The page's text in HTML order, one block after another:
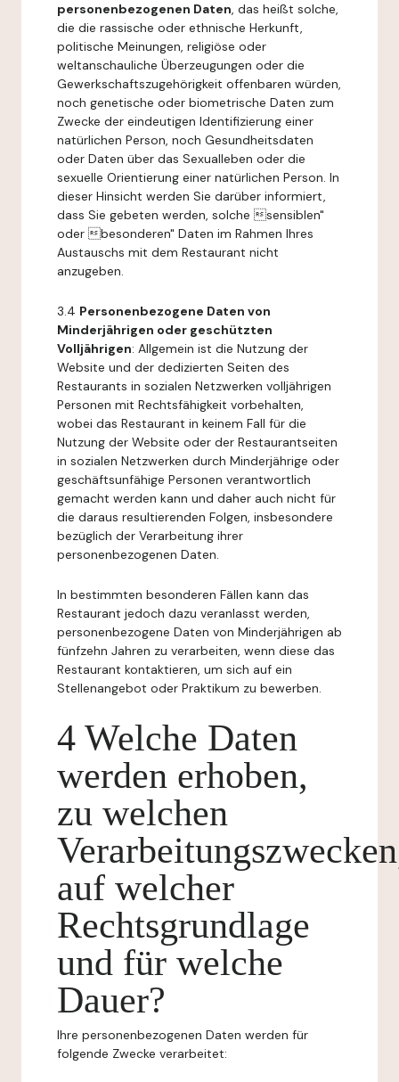
personenbezogenen Daten, das heißt solche,
die die rassische oder ethnische Herkunft,
politische Meinungen, religiöse oder
weltanschauliche Überzeugungen oder die
Gewerkschaftszugehörigkeit offenbaren würden,
noch genetische oder biometrische Daten zum
Zwecke der eindeutigen Identifizierung einer
natürlichen Person, noch Gesundheitsdaten
oder Daten über das Sexualleben oder die
sexuelle Orientierung einer natürlichen Person. In
dieser Hinsicht werden Sie darüber informiert,
dass Sie gebeten werden, solche sensiblen"
oder besonderen" Daten im Rahmen Ihres
Austauschs mit dem Restaurant nicht
anzugeben.
3.4 Personenbezogene Daten von
Minderjährigen oder geschützten
Volljährigen: Allgemein ist die Nutzung der
Website und der dedizierten Seiten des
Restaurants in sozialen Netzwerken volljährigen
Personen mit Rechtsfähigkeit vorbehalten,
wobei das Restaurant in keinem Fall für die
Nutzung der Website oder der Restaurantseiten
in sozialen Netzwerken durch Minderjährige oder
geschäftsunfähige Personen verantwortlich
gemacht werden kann und daher auch nicht für
die daraus resultierenden Folgen, insbesondere
bezüglich der Verarbeitung ihrer
personenbezogenen Daten.
In bestimmten besonderen Fällen kann das
Restaurant jedoch dazu veranlasst werden,
personenbezogene Daten von Minderjährigen ab
fünfzehn Jahren zu verarbeiten, wenn diese das
Restaurant kontaktieren, um sich auf ein
Stellenangebot oder Praktikum zu bewerben.
4 Welche Daten
werden erhoben,
zu welchen
auf welcher
Rechtsgrundlage
und für welche
Dauer?
Ihre personenbezogenen Daten werden für
folgende Zwecke verarbeitet: